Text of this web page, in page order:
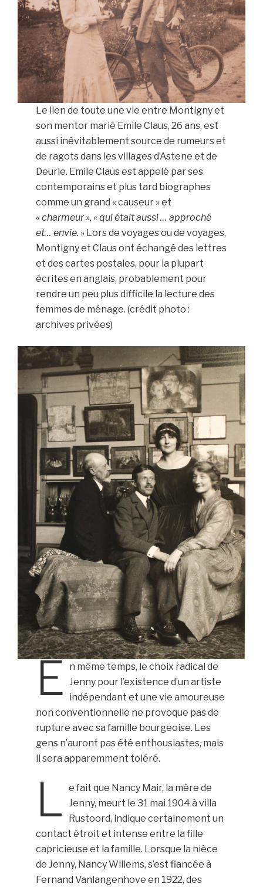
Le lien de toute une vie entre Montigny et
son mentor marié Emile Claus, 26 ans, est
aussi inévitablement source de rumeurs et
de ragots dans les villages d’Astene et de
Deurle. Emile Claus est appelé par ses
contemporains et plus tard biographes
comme un grand « causeur » et
« charmeur », « qui était aussi … approché
et… envie. » Lors de voyages ou de voyages,
Montigny et Claus ont échangé des lettres
et des cartes postales, pour la plupart
écrites en anglais, probablement pour
rendre un peu plus difficile la lecture des
femmes de ménage. (crédit photo :
archives privées)
E n même temps, le choix radical de
Jenny pour l’existence d’un artiste
indépendant et une vie amoureuse
non conventionnelle ne provoque pas de
rupture avec sa famille bourgeoise. Les
gens n’auront pas été enthousiastes, mais
il sera apparemment toléré.
L
e fait que Nancy Mair, la mère de
Jenny, meurt le 31 mai 1904 à villa
Rustoord, indique certainement un
contact étroit et intense entre la fille
capricieuse et la famille. Lorsque la nièce
de Jenny, Nancy Willems, s’est fiancée à
Fernand Vanlangenhove en 1922, des